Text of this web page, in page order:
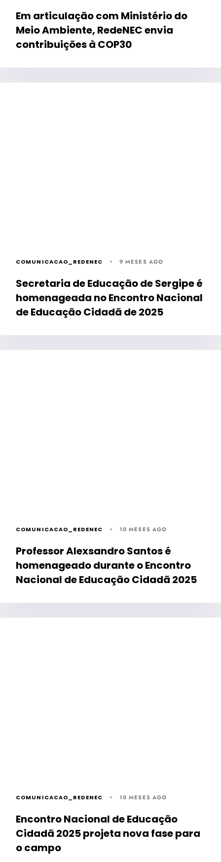
Em articulação com Ministério do
Meio Ambiente, RedeNEC envia
contribuições à COP30
COMUNICACAO_REDENEC 9 MESES AGO
Secretaria de Educação de Sergipe é
homenageada no Encontro Nacional
de Educação Cidadã de 2025
COMUNICACAO_REDENEC 10 MESES AGO
Professor Alexsandro Santos é
homenageado durante o Encontro
Nacional de Educação Cidadã 2025
COMUNICACAO_REDENEC 10 MESES AGO
Encontro Nacional de Educação
Cidadã 2025 projeta nova fase para
o campo